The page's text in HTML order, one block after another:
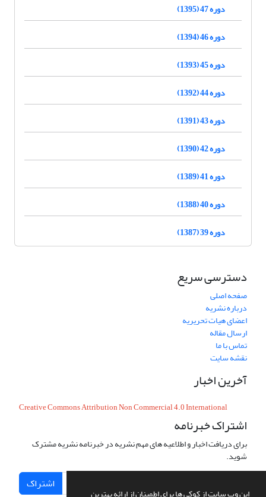
این وب سایت از کوکی ها برای اطمینان از ارائه بهترین
دوره 47 (1395)
دوره 46 (1394)
دوره 45 (1393)
دوره 44 (1392)
دوره 43 (1391)
دوره 42 (1390)
دوره 41 (1389)
دوره 40 (1388)
دوره 39 (1387)
دسترسی سریع
صفحه اصلی
درباره نشریه
اعضای هیات تحریریه
ارسال مقاله
تماس با ما
نقشه سایت
آخرین اخبار
Creative Commons Attribution Non Commercial 4.0 International
اشتراک خبرنامه
برای دریافت اخبار و اطلاعیه های مهم نشریه در خبرنامه نشریه مشترک
شوید.
اشتراک